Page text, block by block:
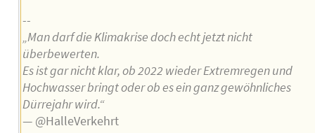
--
„Man darf die Klimakrise doch echt jetzt nicht
überbewerten.
Es ist gar nicht klar, ob 2022 wieder Extremregen und
Hochwasser bringt oder ob es ein ganz gewöhnliches
Dürrejahr wird.“
— @HalleVerkehrt